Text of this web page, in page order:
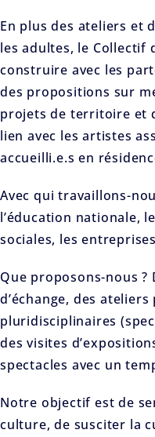
En plus des ateliers et
les adultes, le Collectif
construire avec les
des propositions sur
projets de territoire et
lien avec les artistes
accueilli.e.s en
Avec qui travaillons-
l’éducation nationale,
sociales, les
Que proposons-nous ?
d’échange, des
pluridisciplinaires
des visites
spectacles avec un
Notre objectif est de
culture, de susciter la